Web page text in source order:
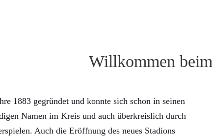
Willkommen beim
1883 gegründet und konnte sich schon in seinen
Namen im Kreis und auch überkreislich durch
Auch die Eröffnung des neues Stadions